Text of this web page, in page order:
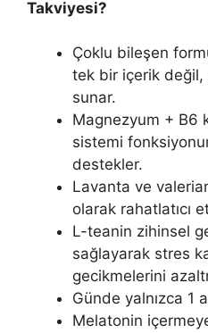
Takviyesi?
Çoklu bileşen
tek bir içerik
sunar.
Magnezyum + B6
sistemi
destekler.
Lavanta ve
olarak rahatlatıcı
L-teanin zihinsel
sağlayarak stres
gecikmelerini
Günde yalnızca 1
Melatonin